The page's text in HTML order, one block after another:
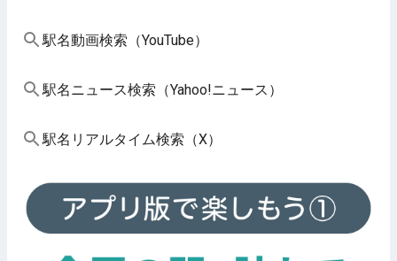
駅名動画検索（YouTube）
駅名ニュース検索（Yahoo!ニュース）
駅名リアルタイム検索（X）